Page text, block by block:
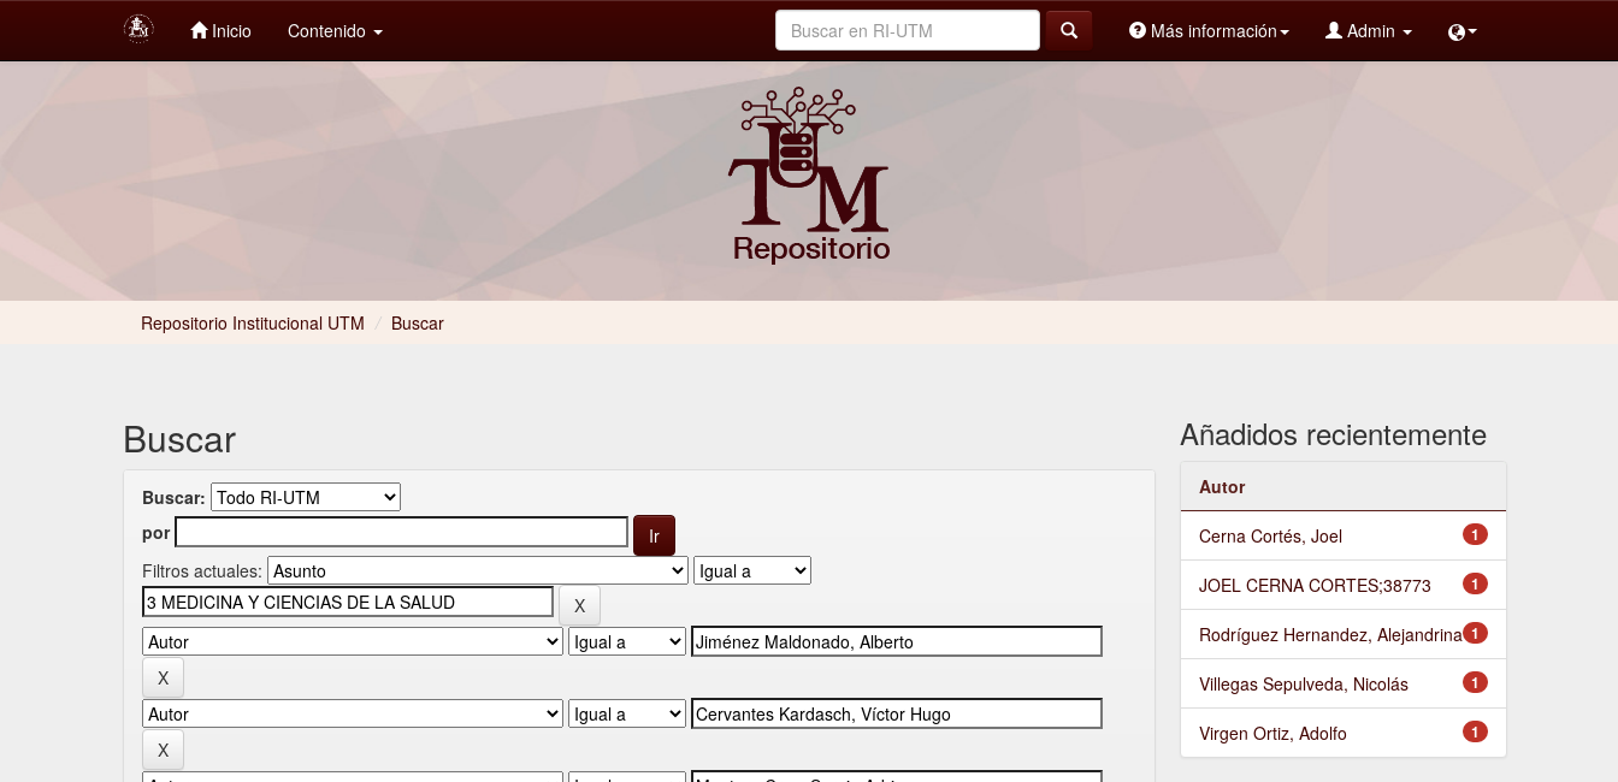
Inicio Contenido Más información Admin
Repositorio Institucional UTM / Buscar
Buscar
Buscar:
por
Filtros actuales:
Añadidos recientemente
Autor
1
Cerna Cortés, Joel
1
JOEL CERNA CORTES;38773
1
Rodríguez Hernandez, Alejandrina
1
Villegas Sepulveda, Nicolás
1
Virgen Ortiz, Adolfo